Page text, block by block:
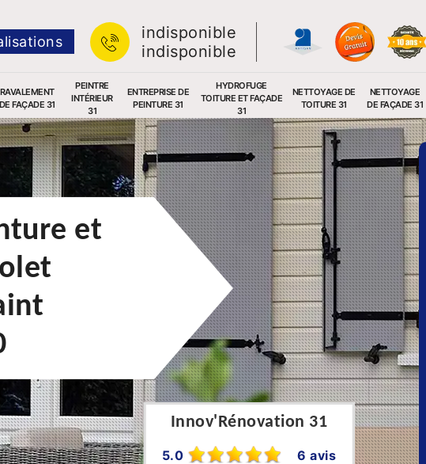
indisponible
indisponible
RAVALEMENT
DE FAÇADE 31
PEINTRE
INTÉRIEUR
31
ENTREPRISE DE
PEINTURE 31
HYDROFUGE
TOITURE ET FAÇADE
31
NETTOYAGE DE
TOITURE 31
NETTOYAGE
DE FAÇADE 31
Innov'Rénovation 31
5.0
6 avis
et